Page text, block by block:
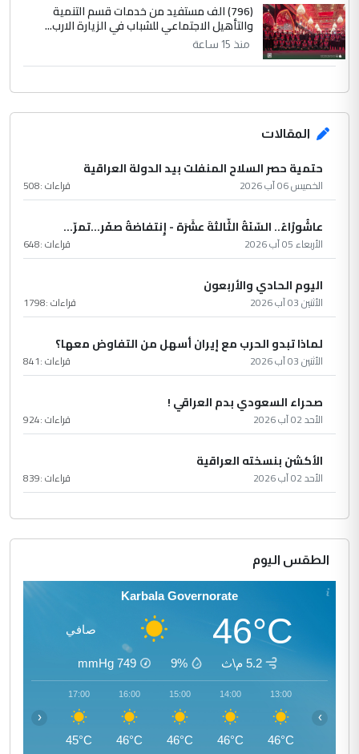
(796) الف مستفيد من خدمات قسم التنمية
والتأهيل الاجتماعي للشباب في الزيارة الارب...
منذ 15 ساعة
المقالات
حتمية حصر السلاح المنفلت بيد الدولة العراقية
الخميس 06 آب 2026 قراءات :508
عاشُورْاءُ.. السّنَةُ الثّالثةَ عشَرَة - إِنتفاضةُ صفَر…تمرّ...
الأربعاء 05 آب 2026 قراءات :648
اليوم الحادي والأربعون
الأثنين 03 آب 2026 قراءات :1798
لماذا تبدو الحرب مع إيران أسهل من التفاوض معها؟
الأثنين 03 آب 2026 قراءات :841
صحراء السعودي بدم العراقي !
الأحد 02 آب 2026 قراءات :924
الأكشن بنسخته العراقية
الأحد 02 آب 2026 قراءات :839
الطقس اليوم
Karbala Governorate
46°C صافي
5.2 م\ث 9%
749
mmHg
13:00
46°C
14:00
46°C
15:00
46°C
16:00
46°C
17:00
45°C
‹ ›